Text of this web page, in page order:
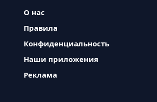
О нас
Правила
Конфиденциальность
Наши приложения
Реклама